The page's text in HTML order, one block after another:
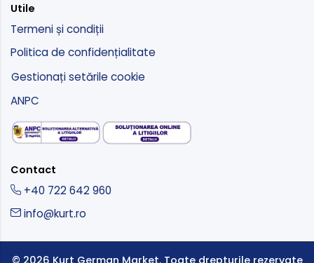
Utile
Termeni și condiții
Politica de confidențialitate
Gestionați setările cookie
ANPC
Contact
+40 722 642 960
info@kurt.ro
© 2026 Kurt German Market. Toate drepturile rezervate